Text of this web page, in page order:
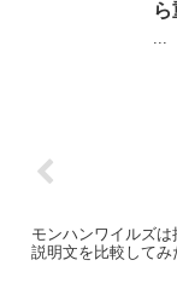
モンハンワイルズ
説明文を比較してみ